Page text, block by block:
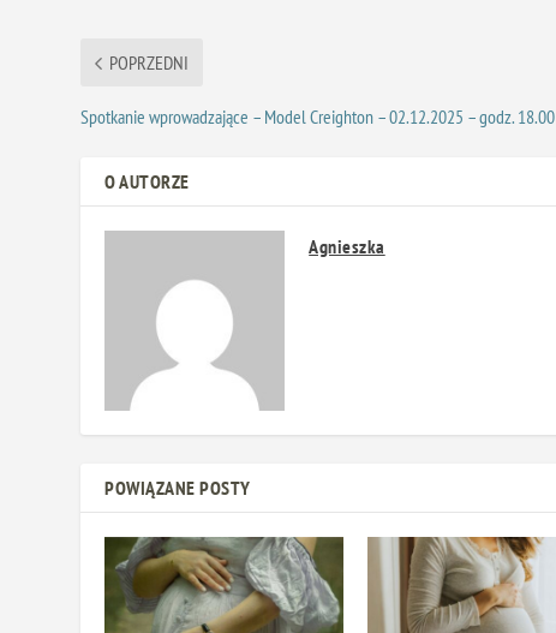
POPRZEDNI
Spotkanie wprowadzające – Model Creighton – 02.12.2025 – godz. 18.00
O AUTORZE
Agnieszka
POWIĄZANE POSTY